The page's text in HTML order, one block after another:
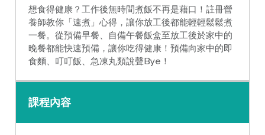
想食得健康？工作後無時間煮飯不再是藉口！註冊營
養師教你「速煮」心得，讓你放工後都能輕輕鬆鬆煮
一餐。從預備早餐、自備午餐飯盒至放工後於家中的
晚餐都能快速預備，讓你吃得健康！預備向家中的即
食麵、叮叮飯、急凍丸類說聲Bye！
課程內容